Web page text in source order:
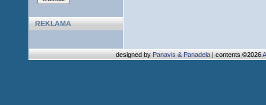
REKLAMA
designed byPanavis & Panadela| contents ©2026